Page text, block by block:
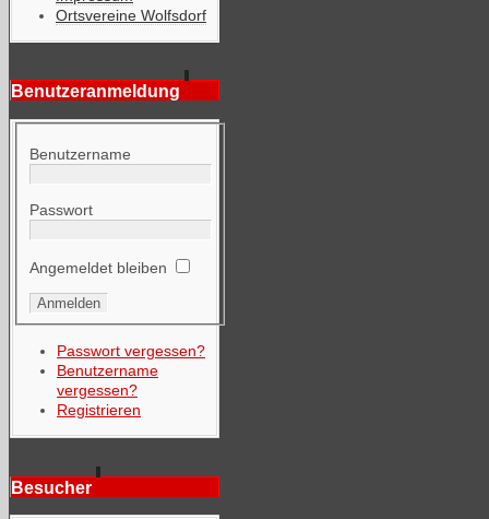
Ortsvereine Wolfsdorf
Benutzeranmeldung
Benutzername
Passwort
Angemeldet bleiben
Passwort vergessen?
Benutzername
vergessen?
Registrieren
Besucher